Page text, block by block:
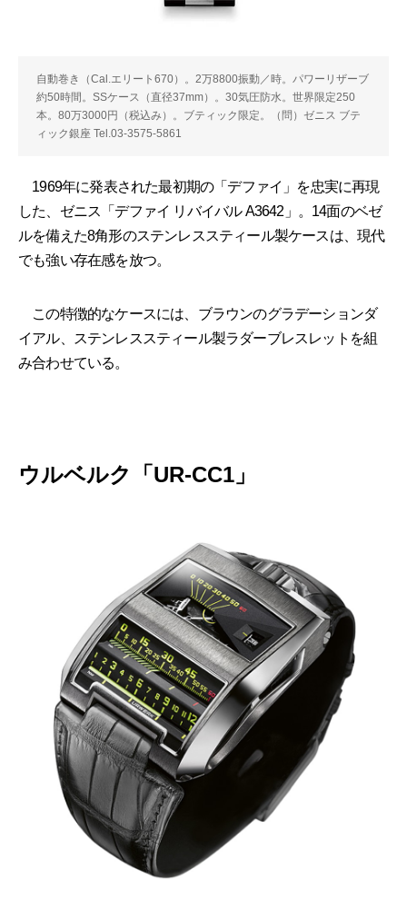
自動巻き（Cal.エリート670）。2万8800振動／時。パワーリザーブ
約50時間。SSケース（直径37mm）。30気圧防水。世界限定250
本。80万3000円（税込み）。ブティック限定。（問）ゼニス ブテ
ィック銀座 Tel.03-3575-5861
1969年に発表された最初期の「デファイ」を忠実に再現
した、ゼニス「デファイ リバイバル A3642」。14面のベゼ
ルを備えた8角形のステンレススティール製ケースは、現代
でも強い存在感を放つ。
この特徴的なケースには、ブラウンのグラデーションダ
イアル、ステンレススティール製ラダーブレスレットを組
み合わせている。
ウルベルク「UR-CC1」